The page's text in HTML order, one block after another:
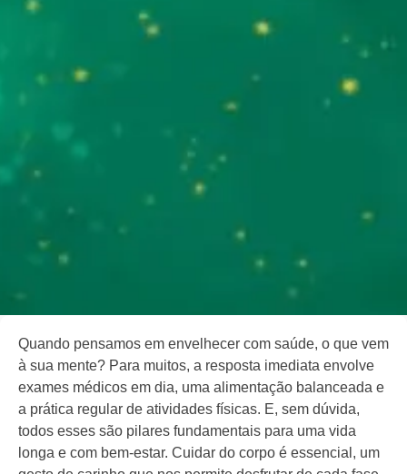
Quando pensamos em envelhecer com saúde, o que vem
à sua mente? Para muitos, a resposta imediata envolve
exames médicos em dia, uma alimentação balanceada e
a prática regular de atividades físicas. E, sem dúvida,
todos esses são pilares fundamentais para uma vida
longa e com bem-estar. Cuidar do corpo é essencial, um